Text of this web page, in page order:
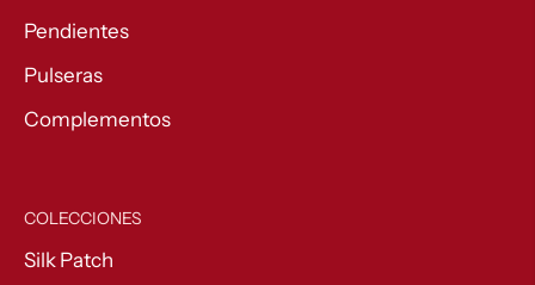
Pendientes
Pulseras
Complementos
COLECCIONES
Silk Patch